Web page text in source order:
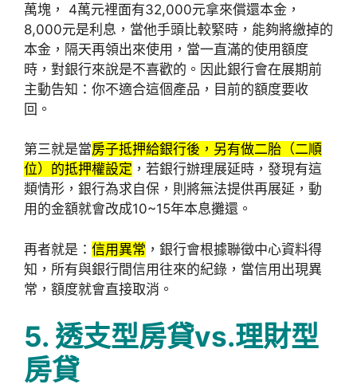
萬塊， 4萬元裡面有32,000元拿來償還本金，
8,000元是利息，當他手頭比較緊時，能夠將繳掉的
本金，隔天再領出來使用，當一直滿的使用額度
時，對銀行來說是不喜歡的。因此銀行會在展期前
主動告知：你不適合這個產品，目前的額度要收
回。
第三就是當房子抵押給銀行後，另有做二胎（二順
位）的抵押權設定 ，若銀行辦理展延時，發現有這
類情形，銀行為求自保，則將無法提供再展延，動
用的金額就會改成10~15年本息攤還。
再者就是： 信用異常 ，銀行會根據聯徵中心資料得
知，所有與銀行間信用往來的紀錄，當信用出現異
常，額度就會直接取消。
5. 透支型房貸vs.理財型
房貸